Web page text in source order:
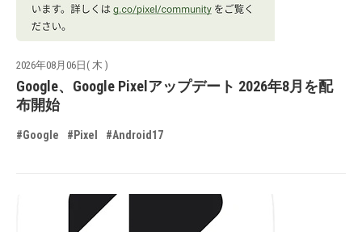
2026年08月06日( 木 )
Google、Google Pixelアップデート 2026年8月を配
布開始
#Google #Pixel #Android17